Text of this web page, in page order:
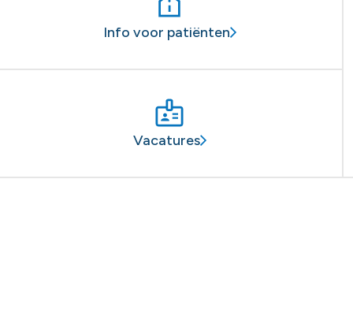
Info voor patiënten
Vacatures